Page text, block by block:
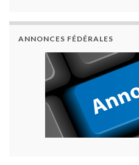
ANNONCES FÉDÉRALES